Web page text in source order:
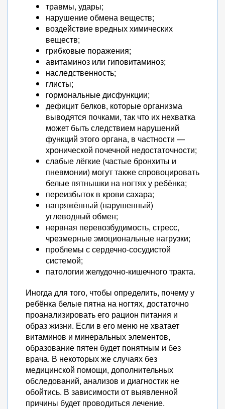
травмы, удары;
нарушение обмена веществ;
воздействие вредных химических
веществ;
грибковые поражения;
авитаминоз или гиповитаминоз;
наследственность;
глисты;
гормональные дисфункции;
дефицит белков, которые организма
выводятся почками, так что их нехватка
может быть следствием нарушений
функций этого органа, в частности —
хронической почечной недостаточности;
слабые лёгкие (частые бронхиты и
пневмонии) могут также спровоцировать
белые пятнышки на ногтях у ребёнка;
переизбыток в крови сахара;
напряжённый (нарушенный)
углеводный обмен;
нервная перевозбудимость, стресс,
чрезмерные эмоциональные нагрузки;
проблемы с сердечно-сосудистой
системой;
патологии желудочно-кишечного тракта.
Иногда для того, чтобы определить, почему у
ребёнка белые пятна на ногтях, достаточно
проанализировать его рацион питания и
образ жизни. Если в его меню не хватает
витаминов и минеральных элементов,
образование пятен будет понятным и без
врача. В некоторых же случаях без
медицинской помощи, дополнительных
обследований, анализов и диагностик не
обойтись. В зависимости от выявленной
причины будет проводиться лечение.